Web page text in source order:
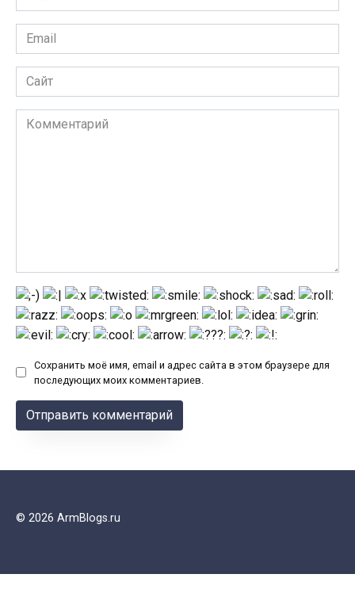
*
Email
*
Сайт
Комментарий
Сохранить моё имя, email и адрес сайта в этом браузере для
последующих моих комментариев.
© 2026 ArmBlogs.ru